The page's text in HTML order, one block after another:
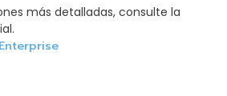
más detalladas, consulte la